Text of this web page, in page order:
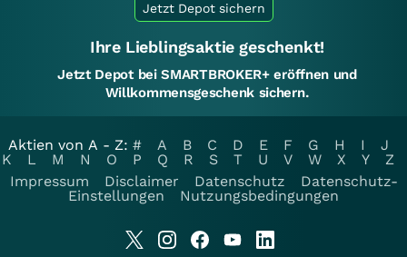
Jetzt Depot sichern
Ihre Lieblingsaktie geschenkt!
Jetzt Depot bei SMARTBROKER+ eröffnen und
Willkommensgeschenk sichern.
Aktien von A - Z: # A B C D E F G H I
J
K
L M N O P Q R S T U V W X Y
Z
Impressum
Disclaimer Datenschutz
Datenschutz-
Einstellungen
Nutzungsbedingungen